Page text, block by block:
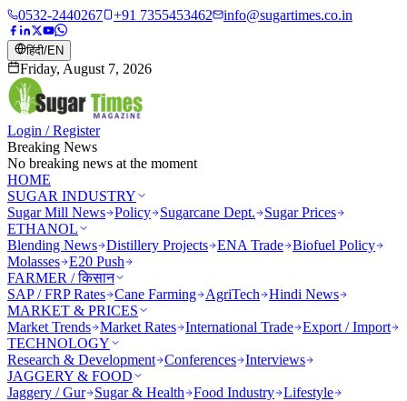
0532-2440267 +91 7355453462 info@sugartimes.co.in
हिंदी/EN
Friday, August 7, 2026
Login / Register
Breaking News
No breaking news at the moment
HOME
SUGAR INDUSTRY
Sugar Mill News Policy Sugarcane Dept.
Sugar Prices
ETHANOL
Blending News Distillery Projects ENA Trade Biofuel Policy
Molasses E20 Push
FARMER / किसान
SAP / FRP Rates Cane Farming AgriTech
Hindi News
MARKET & PRICES
Market Trends Market Rates International Trade Export / Import
TECHNOLOGY
Research & Development Conferences Interviews
JAGGERY & FOOD
Jaggery / Gur
Sugar & Health Food Industry Lifestyle